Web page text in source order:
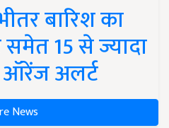
बारिश का
समेत 15 से ज्यादा
ऑरेंज अलर्ट
News